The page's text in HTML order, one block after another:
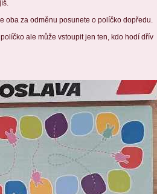
oba za odměnu posunete o políčko dopředu.
ale může vstoupit jen ten, kdo hodí dřív